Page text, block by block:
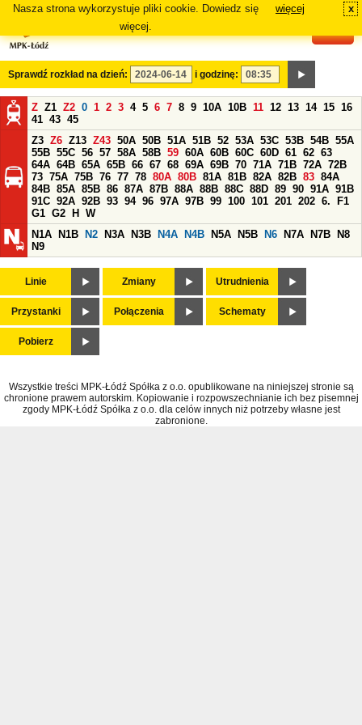
Nasza strona wykorzystuje pliki cookie. Dowiedz się
więcej.
więcej x
Sprawdź rozkład na dzień: i godzinę:
Z Z1 Z2 0 1 2 3 4 5 6 7 8 9 10A 10B 11 12 13 14 15 16
41 43 45
Z3 Z6 Z13 Z43 50A 50B 51A 51B 52 53A 53C 53B 54B 55A
55B 55C 56 57 58A 58B 59 60A 60B 60C 60D 61 62 63
64A 64B 65A 65B 66 67 68 69A 69B 70 71A 71B 72A 72B
73 75A 75B 76 77 78 80A 80B 81A 81B 82A 82B 83 84A
84B 85A 85B 86 87A 87B 88A 88B 88C 88D 89 90 91A 91B
91C 92A 92B 93 94 96 97A 97B 99 100 101 201 202 6.
F1
G1 G2 H
W
N1A
N1B N2 N3A N3B N4A N4B N5A N5B N6 N7A N7B
N8
N9
Linie Zmiany Utrudnienia
Przystanki Połączenia Schematy
Pobierz
Wszystkie treści MPK-Łódź Spółka z o.o. opublikowane na niniejszej stronie są
chronione prawem autorskim. Kopiowanie i rozpowszechnianie ich bez pisemnej
zgody MPK-Łódź Spółka z o.o. dla celów innych niż potrzeby własne jest
zabronione.